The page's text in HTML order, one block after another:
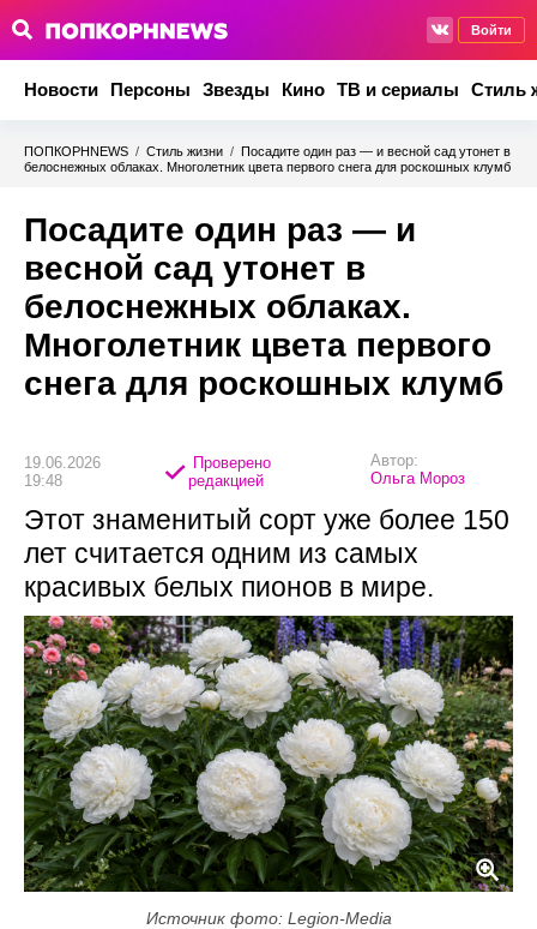
Войти
Новости Персоны Звезды Кино ТВ и сериалы Стиль
ПОПКОРНNEWS / Стиль жизни / Посадите один раз — и весной сад утонет в
белоснежных облаках. Многолетник цвета первого снега для роскошных клумб
Посадите один раз — и
весной сад утонет в
белоснежных облаках.
Многолетник цвета первого
снега для роскошных клумб
19.06.2026
19:48
Проверено
редакцией
Автор:
Ольга Мороз
Этот знаменитый сорт уже более 150
лет считается одним из самых
красивых белых пионов в мире.
Источник фото: Legion-Media